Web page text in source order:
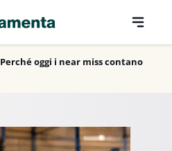
Perché oggi i near miss contano